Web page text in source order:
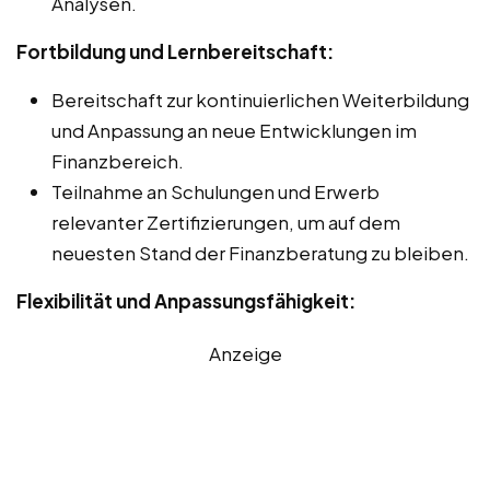
Fortbildung und Lernbereitschaft:
Bereitschaft zur kontinuierlichen Weiterbildung
und Anpassung an neue Entwicklungen im
Finanzbereich.
Teilnahme an Schulungen und Erwerb
relevanter Zertifizierungen, um auf dem
neuesten Stand der Finanzberatung zu bleiben.
Flexibilität und Anpassungsfähigkeit:
Anzeige